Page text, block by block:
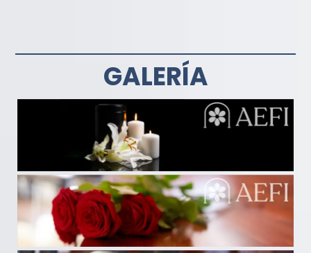
GALERÍA